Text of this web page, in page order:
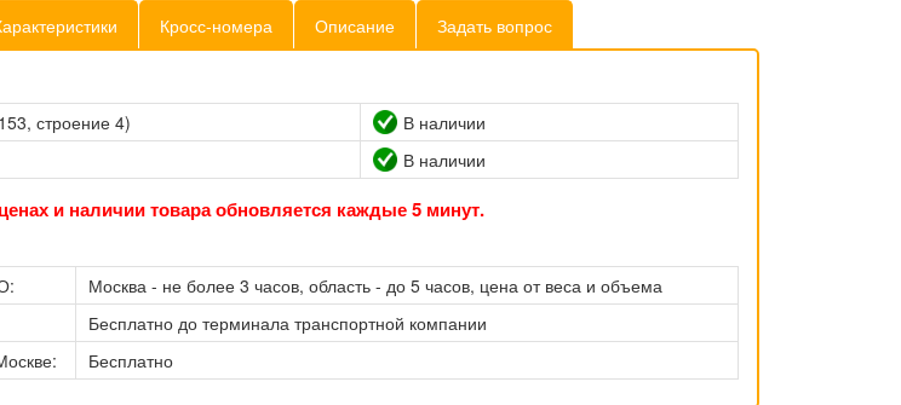
Кросс-номера Описание Задать вопрос
строение 4)
В наличии
В наличии
и наличии товара обновляется каждые 5 минут.
Москва - не более 3 часов, область - до 5 часов, цена от веса и объема
Бесплатно до терминала транспортной компании
Бесплатно